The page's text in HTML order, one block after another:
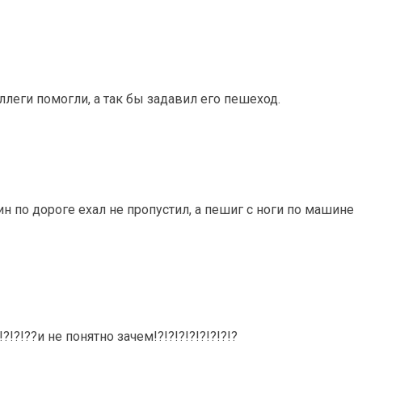
помогли, а так бы задавил его пешеход.
по дороге ехал не пропустил, а пешиг с ноги по машине
не понятно зачем!?!?!?!?!?!?!?!?